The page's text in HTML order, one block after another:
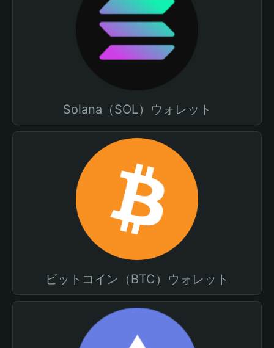
Solana（SOL）ウォレット
ビットコイン（BTC）ウォレット